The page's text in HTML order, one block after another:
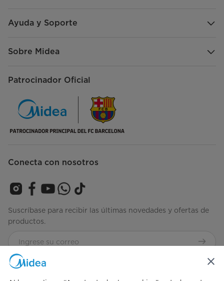
Ayuda y Soporte
Sobre Midea
Patrocinador Oficial
Conecta con nosotros
Suscríbase para recibir las últimas novedades y ofertas de
productos.
Consulta nuestros términos y condiciones
Términos-de-